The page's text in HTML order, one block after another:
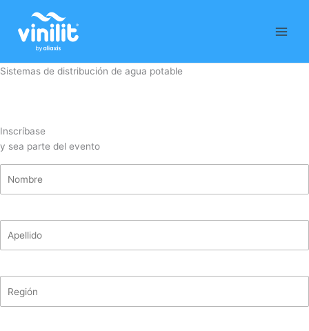
contenido
Sistemas de distribución de agua potable
Inscríbase
y sea parte del evento